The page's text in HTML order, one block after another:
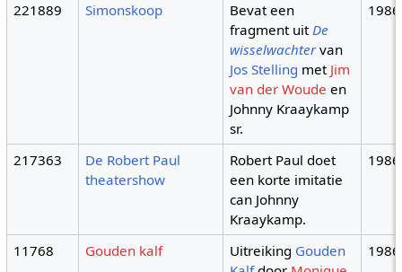
221889 Simonskoop
Bevat een
fragment uitDe
wisselwachtervan
Jos Stelling met Jim
van der Woude en
Johnny Kraaykamp
sr.
1986
217363
De Robert Paul
theatershow
Robert Paul doet
een korte imitatie
can Johnny
Kraaykamp.
1986
11768 Gouden kalf Uitreiking Gouden
1986